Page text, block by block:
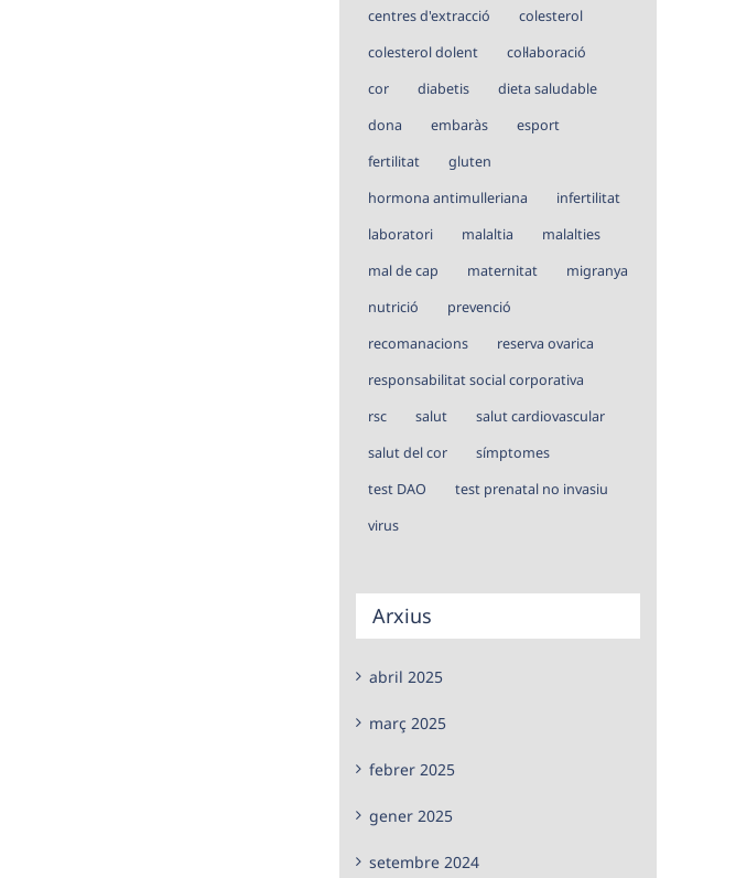
centres d'extracció
colesterol
colesterol dolent
col·laboració
cor
diabetis
dieta saludable
dona
embaràs
esport
fertilitat
gluten
hormona antimulleriana
infertilitat
laboratori
malaltia
malalties
mal de cap
maternitat
migranya
nutrició
prevenció
recomanacions
reserva ovarica
responsabilitat social corporativa
rsc
salut
salut cardiovascular
salut del cor
símptomes
test DAO
test prenatal no invasiu
virus
Arxius
abril 2025
març 2025
febrer 2025
gener 2025
setembre 2024